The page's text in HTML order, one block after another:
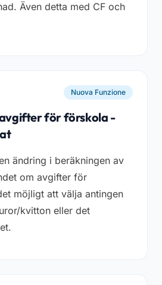
Även detta med CF och
Nuova Funzione
för förskola -
ändring i beräkningen av
om avgifter för
möjligt att välja antingen
kvitton eller det